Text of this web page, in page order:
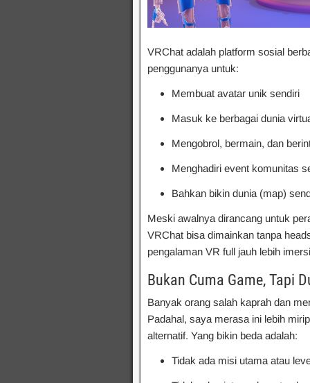
VRChat adalah platform sosial
penggunanya untuk:
Membuat avatar unik sendiri
Masuk ke berbagai dunia
Mengobrol, bermain, dan
Menghadiri event komunitas
Bahkan bikin dunia (map)
Meski awalnya dirancang untuk
VRChat bisa dimainkan tanpa
pengalaman VR full jauh lebih
Bukan Cuma Game, Tapi
Banyak orang salah kaprah dan
Padahal, saya merasa ini lebih
alternatif. Yang bikin beda adalah:
Tidak ada misi utama atau